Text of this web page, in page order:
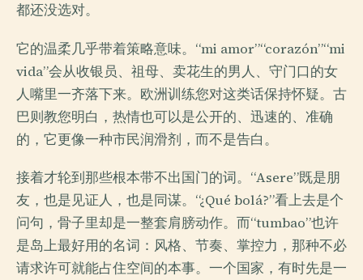
都还没选对。
它的温柔几乎带着策略意味。“mi amor”“corazón”“mi
vida”会从收银员、祖母、卖花生的男人、守门口的女
人嘴里一齐落下来。欧洲训练您对这类话保持怀疑。古
巴则教您明白，热情也可以是公开的、迅速的、准确
的，它更像一种市民润滑剂，而不是告白。
接着才轮到那些根本带不出国门的词。“Asere”既是朋
友，也是见证人，也是同谋。“¿Qué bolá?”看上去是个
问句，骨子里却是一整套肩膀动作。而“tumbao”也许
是岛上最好用的名词：风格、节奏、掌控力，那种不必
请求许可就能占住空间的本事。一个国家，有时先是一